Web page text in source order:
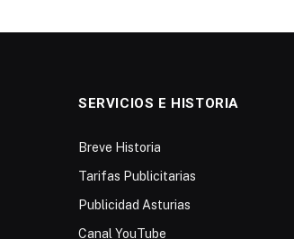
SERVICIOS E HISTORIA
Breve Historia
Tarifas Publicitarias
Publicidad Asturias
Canal YouTube